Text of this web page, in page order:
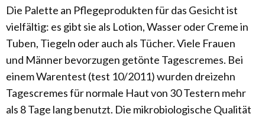
Die Palette an Pflegepro­dukten für das Gesicht ist
vielfältig: es gibt sie als Lotion, Wasser oder Creme in
Tuben, Tiegeln oder auch als Tücher. Viele Frauen
und Männer bevorzugen getönte Tages­cremes. Bei
einem Warentest (test 10/2011) wurden dreizehn
Tagescremes für normale Haut von 30 Testern mehr
als 8 Tage lang benutzt. Die mikrobiologische Qualität